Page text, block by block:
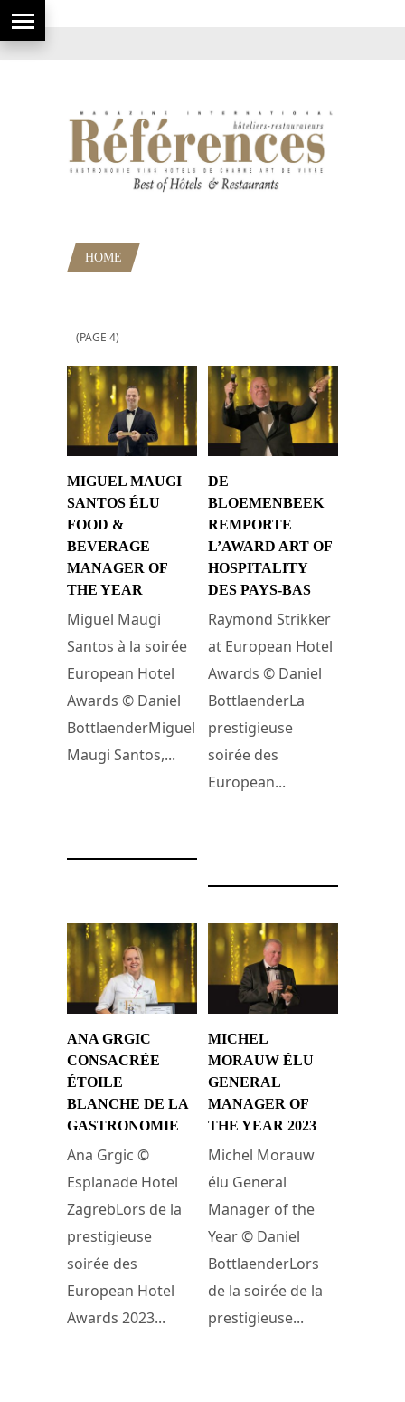
HOME
(PAGE 4)
MIGUEL MAUGI
SANTOS ÉLU
FOOD &
BEVERAGE
MANAGER OF
THE YEAR
Miguel Maugi
Santos à la soirée
European Hotel
Awards © Daniel
BottlaenderMiguel
Maugi Santos,...
DE
BLOEMENBEEK
REMPORTE
L’AWARD ART OF
HOSPITALITY
DES PAYS-BAS
Raymond Strikker
at European Hotel
Awards © Daniel
BottlaenderLa
prestigieuse
soirée des
European...
ANA GRGIC
CONSACRÉE
ÉTOILE
BLANCHE DE LA
GASTRONOMIE
Ana Grgic ©
Esplanade Hotel
ZagrebLors de la
prestigieuse
soirée des
European Hotel
Awards 2023...
MICHEL
MORAUW ÉLU
GENERAL
MANAGER OF
THE YEAR 2023
Michel Morauw
élu General
Manager of the
Year © Daniel
BottlaenderLors
de la soirée de la
prestigieuse...